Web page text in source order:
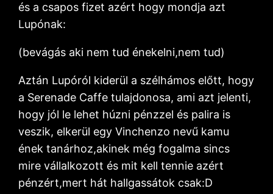
és a csapos fizet azért hogy mondja azt
Lupónak:
(bevágás aki nem tud énekelni,nem tud)
Aztán Lupóról kiderül a szélhámos előtt, hogy
a Serenade Caffe tulajdonosa, ami azt jelenti,
hogy jól le lehet húzni pénzzel és palira is
veszik, elkerül egy Vinchenzo nevű kamu
ének tanárhoz,akinek még fogalma sincs
mire vállalkozott és mit kell tennie azért
pénzért,mert hát hallgassátok csak:D